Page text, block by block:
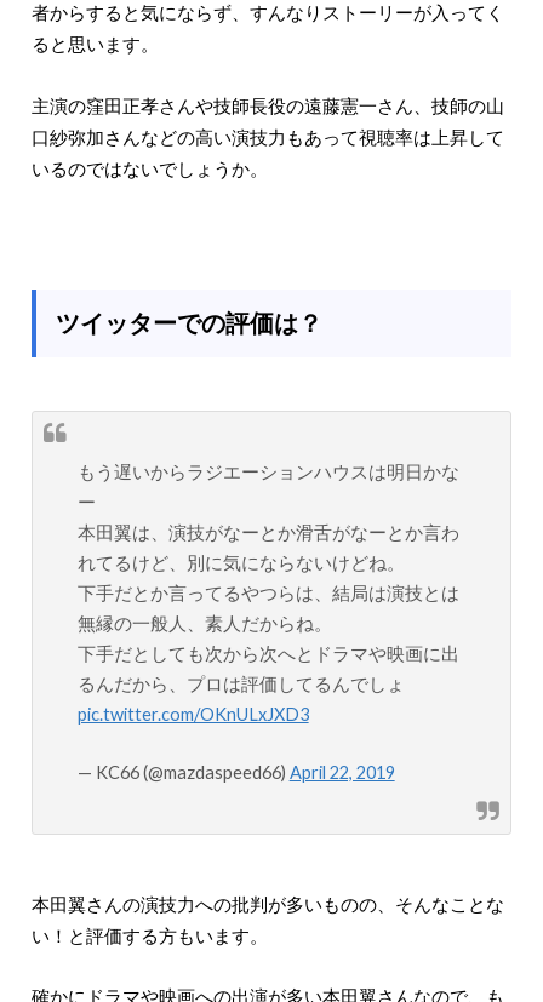
者からすると気にならず、すんなりストーリーが入ってく
ると思います。
主演の窪田正孝さんや技師長役の遠藤憲一さん、技師の山
口紗弥加さんなどの高い演技力もあって視聴率は上昇して
いるのではないでしょうか。
ツイッターでの評価は？
もう遅いからラジエーションハウスは明日かな
ー
本田翼は、演技がなーとか滑舌がなーとか言わ
れてるけど、別に気にならないけどね。
下手だとか言ってるやつらは、結局は演技とは
無縁の一般人、素人だからね。
下手だとしても次から次へとドラマや映画に出
るんだから、プロは評価してるんでしょ
pic.twitter.com/OKnULxJXD3
— KC66 (@mazdaspeed66) April 22, 2019
本田翼さんの演技力への批判が多いものの、そんなことな
い！と評価する方もいます。
確かにドラマや映画への出演が多い本田翼さんなので、も